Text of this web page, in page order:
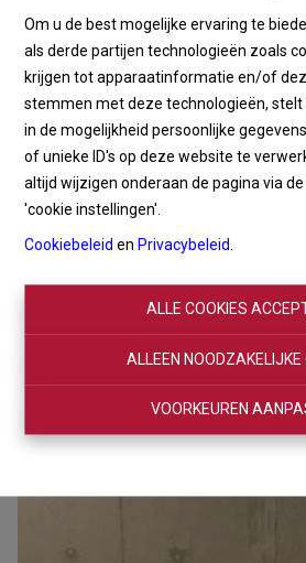
Om u de best mogelijke ervaring te
als derde partijen technologieën zoals
krijgen tot apparaatinformatie en/of
stemmen met deze technologieën, stelt
in de mogelijkheid persoonlijke
of unieke ID's op deze website te
altijd wijzigen onderaan de pagina via
'cookie instellingen'.
Cookiebeleid en Privacybeleid.
ALLE COOKIES
ALLEEN NOODZAKELIJKE
VOORKEUREN
9800 Deinze Ref: 2806